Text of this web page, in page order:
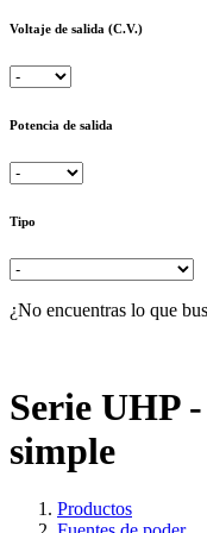
Voltaje de salida (C.V.)
Potencia de salida
Tipo
¿No encuentras lo que
Serie UHP
simple
Productos